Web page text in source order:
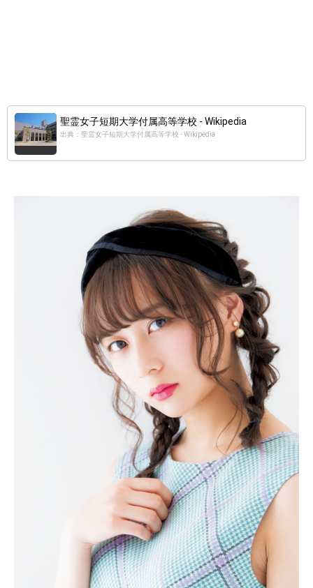
聖霊女子短期大学付属高等学校 - Wikipedia
出典：聖霊女子短期大学付属高等学校 - Wikipedia